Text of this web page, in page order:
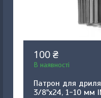
100 ₴
В наявності
Патрон для
3/8"x24, 1-10 мм